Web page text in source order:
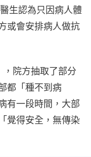
生認為只因病人體
或會安排病人做抗
院方抽取了部分
都「種不到病
有一段時間，大部
覺得安全，無傳染